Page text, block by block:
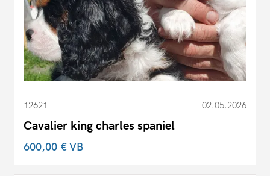
12621 02.05.2026
Cavalier king charles spaniel
600,00 €VB